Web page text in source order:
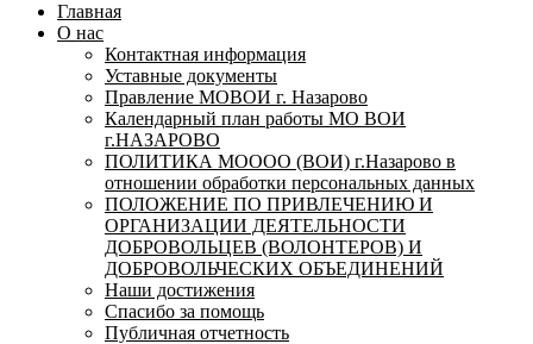
Главная
О нас
Контактная информация
Уставные документы
Правление МОВОИ г. Назарово
Календарный план работы МО ВОИ
г.НАЗАРОВО
ПОЛИТИКА МОООО (ВОИ) г.Назарово в
отношении обработки персональных данных
ПОЛОЖЕНИЕ ПО ПРИВЛЕЧЕНИЮ И
ОРГАНИЗАЦИИ ДЕЯТЕЛЬНОСТИ
ДОБРОВОЛЬЦЕВ (ВОЛОНТЕРОВ) И
ДОБРОВОЛЬЧЕСКИХ ОБЪЕДИНЕНИЙ
Наши достижения
Спасибо за помощь
Публичная отчетность